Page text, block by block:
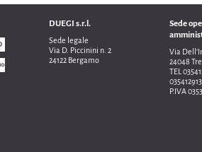
DUEGI s.r.l.
Sede legale
Via D. Piccinini n. 2
24122 Bergamo
Sede
Via
24048
TEL
P.IVA